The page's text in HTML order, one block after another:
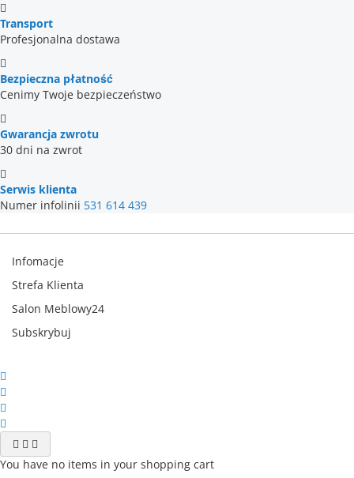
Transport
Profesjonalna dostawa
Bezpieczna płatność
Cenimy Twoje bezpieczeństwo
Gwarancja zwrotu
30 dni na zwrot
Serwis klienta
Numer infolinii 531 614 439
Infomacje
Strefa Klienta
Salon Meblowy24
Subskrybuj
You have no items in your shopping cart